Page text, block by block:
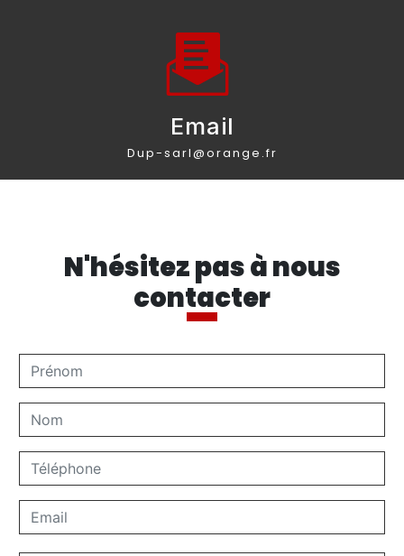
Email
dup-sarl@orange.fr
N'hésitez pas à nous
contacter